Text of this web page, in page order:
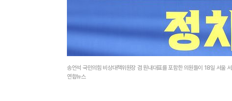
송언석 국민의힘 비상대책위원장 겸 원내대표를 포함한 의원들이 18일 서울
연합뉴스